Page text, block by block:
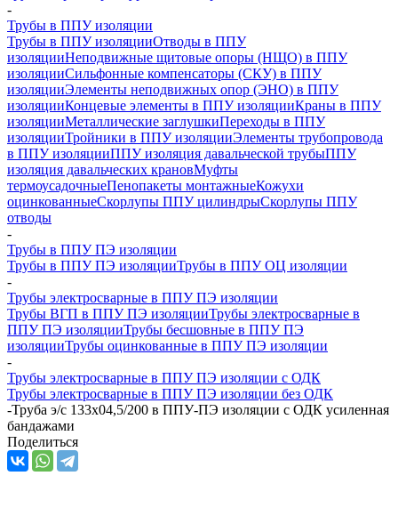
-
Трубы в ППУ изоляции
Трубы в ППУ изоляцииОтводы в ППУ
изоляцииНеподвижные щитовые опоры (НЩО) в ППУ
изоляцииCильфонные компенсаторы (СКУ) в ППУ
изоляцииЭлементы неподвижных опор (ЭНО) в ППУ
изоляцииКонцевые элементы в ППУ изоляцииКраны в ППУ
изоляцииМеталлические заглушкиПереходы в ППУ
изоляцииТройники в ППУ изоляцииЭлементы трубопровода
в ППУ изоляцииППУ изоляция давальческой трубыППУ
изоляция давальческих крановМуфты
термоусадочныеПенопакеты монтажныеКожухи
оцинкованныеСкорлупы ППУ цилиндрыСкорлупы ППУ
отводы
-
Трубы в ППУ ПЭ изоляции
Трубы в ППУ ПЭ изоляцииТрубы в ППУ ОЦ изоляции
-
Трубы электросварные в ППУ ПЭ изоляции
Трубы ВГП в ППУ ПЭ изоляцииТрубы электросварные в
ППУ ПЭ изоляцииТрубы бесшовные в ППУ ПЭ
изоляцииТрубы оцинкованные в ППУ ПЭ изоляции
-
Трубы электросварные в ППУ ПЭ изоляции с ОДК
Трубы электросварные в ППУ ПЭ изоляции без ОДК
-Труба э/с 133х04,5/200 в ППУ-ПЭ изоляции с ОДК усиленная
бандажами
Поделиться